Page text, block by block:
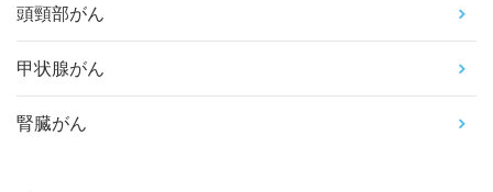
頭頸部がん
甲状腺がん
腎臓がん